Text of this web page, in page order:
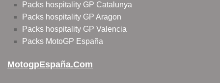
Packs hospitality GP Catalunya
Packs hospitality GP Aragon
Packs hospitality GP Valencia
Packs MotoGP España
MotogpEspaña.com